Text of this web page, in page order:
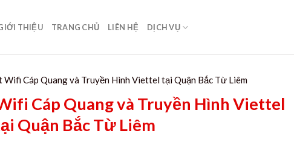
THIỆU TRANG CHỦ LIÊN HỆ DỊCH VỤ
Cáp Quang và Truyền Hình Viettel tại Quận Bắc Từ Liêm
Cáp Quang và Truyền Hình Viettel
Quận Bắc Từ Liêm